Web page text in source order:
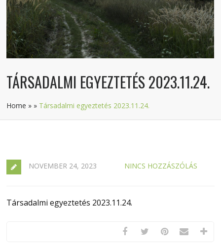
TÁRSADALMI EGYEZTETÉS 2023.11.24.
Home » » Társadalmi egyeztetés 2023.11.24.
NOVEMBER 24, 2023 NINCS HOZZÁSZÓLÁS
Társadalmi egyeztetés 2023.11.24.